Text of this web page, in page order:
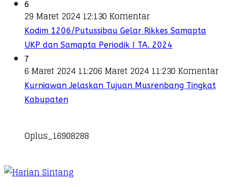
6
29 Maret 2024 12:130 Komentar
Kodim 1206/Putussibau Gelar Rikkes Samapta
UKP dan Samapta Periodik I TA. 2024
7
6 Maret 2024 11:206 Maret 2024 11:230 Komentar
Kurniawan Jelaskan Tujuan Musrenbang Tingkat
Kabupaten
Oplus_16908288